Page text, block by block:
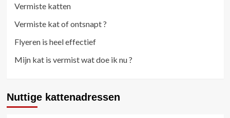
Vermiste katten
Vermiste kat of ontsnapt ?
Flyeren is heel effectief
Mijn kat is vermist wat doe ik nu ?
Nuttige kattenadressen